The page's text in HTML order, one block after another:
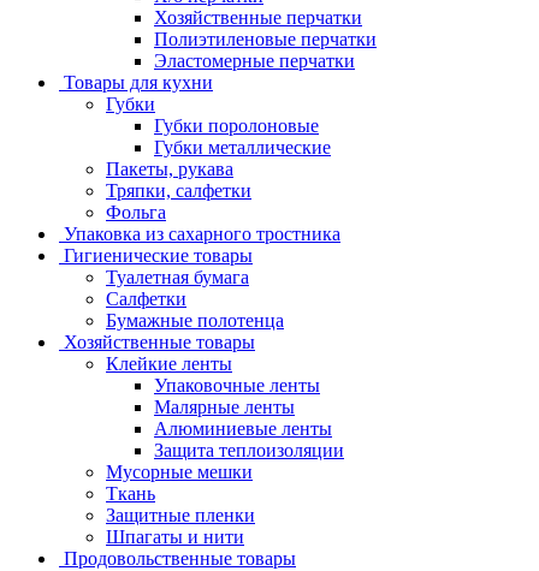
Хозяйственные перчатки
Полиэтиленовые перчатки
Эластомерные перчатки
Товары для кухни
Губки
Губки поролоновые
Губки металлические
Пакеты, рукава
Тряпки, салфетки
Фольга
Упаковка из сахарного тростника
Гигиенические товары
Туалетная бумага
Салфетки
Бумажные полотенца
Хозяйственные товары
Клейкие ленты
Упаковочные ленты
Малярные ленты
Алюминиевые ленты
Защита теплоизоляции
Мусорные мешки
Ткань
Защитные пленки
Шпагаты и нити
Продовольственные товары